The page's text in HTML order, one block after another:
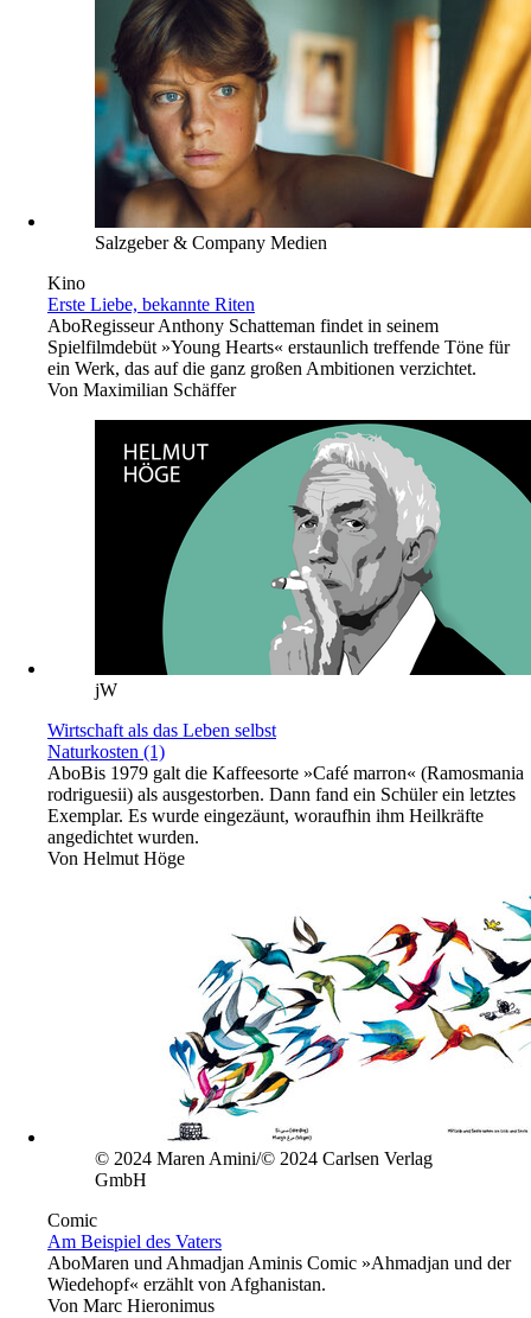
Salzgeber & Company Medien
Kino
Erste Liebe, bekannte Riten
AboRegisseur Anthony Schatteman findet in seinem
Spielfilmdebüt »Young Hearts« erstaunlich treffende Töne für
ein Werk, das auf die ganz großen Ambitionen verzichtet.
Von Maximilian Schäffer
jW
Wirtschaft als das Leben selbst
Naturkosten (1)
AboBis 1979 galt die Kaffeesorte »Café marron« (Ramosmania
rodriguesii) als ausgestorben. Dann fand ein Schüler ein letztes
Exemplar. Es wurde eingezäunt, woraufhin ihm Heilkräfte
angedichtet wurden.
Von Helmut Höge
© 2024 Maren Amini/© 2024 Carlsen Verlag
GmbH
Comic
Am Beispiel des Vaters
AboMaren und Ahmadjan Aminis Comic »Ahmadjan und der
Wiedehopf« erzählt von Afghanistan.
Von Marc Hieronimus